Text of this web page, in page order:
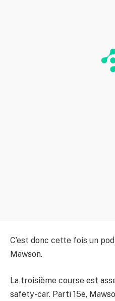
C’est donc cette fois un
Mawson.
La troisième course est
safety-car. Parti 15e,